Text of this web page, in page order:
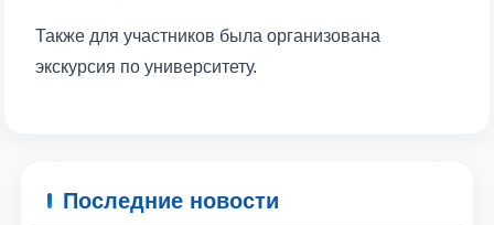
Также для участников была организована
экскурсия по университету.
Последние новости